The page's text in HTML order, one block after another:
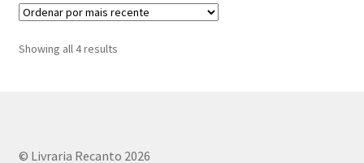
Showing all 4 resultsSorted
© Livraria Recanto 2026